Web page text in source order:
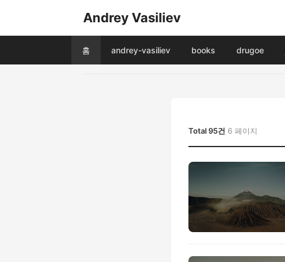
Andrey Vasiliev
홈 andrey-vasiliev books drugoe
Total 95건 6 페이지